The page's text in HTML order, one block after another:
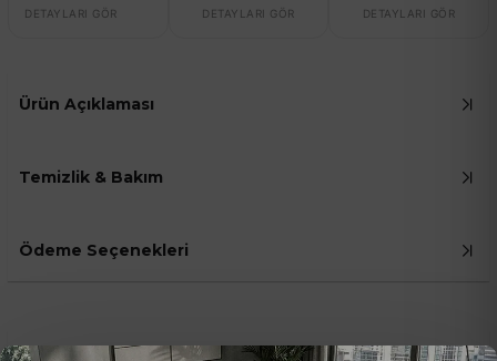
DETAYLARI GÖR DETAYLARI GÖR DETAYLARI GÖR
Ürün Açıklaması
Temizlik & Bakım
Ödeme Seçenekleri